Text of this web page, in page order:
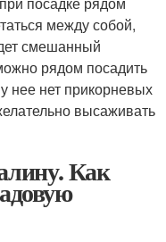
между собой,
смешанный
рядом посадить
нее нет прикорневых
высаживать
Как